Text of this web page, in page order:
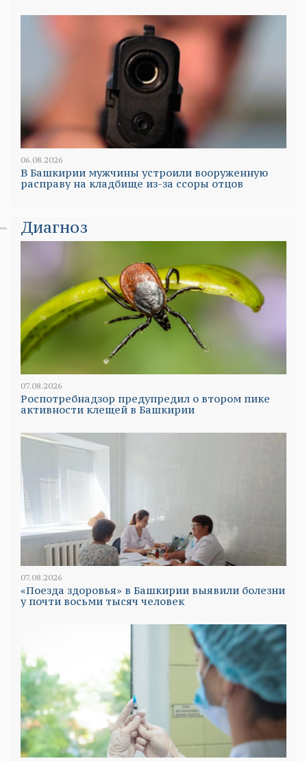
06.08.2026
В Башкирии мужчины устроили вооруженную
расправу на кладбище из-за ссоры отцов
Диагноз
07.08.2026
Роспотребнадзор предупредил о втором пике
активности клещей в Башкирии
07.08.2026
«Поезда здоровья» в Башкирии выявили болезни
у почти восьми тысяч человек